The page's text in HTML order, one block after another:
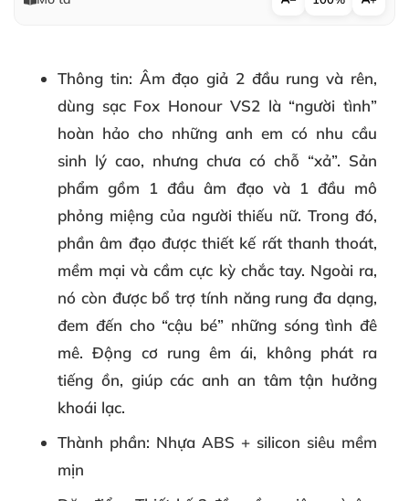
Thông tin: Âm đạo giả 2 đầu rung và rên,
dùng sạc Fox Honour VS2 là “người tình”
hoàn hảo cho những anh em có nhu cầu
sinh lý cao, nhưng chưa có chỗ “xả”. Sản
phẩm gồm 1 đầu âm đạo và 1 đầu mô
phỏng miệng của người thiếu nữ. Trong đó,
phần âm đạo được thiết kế rất thanh thoát,
mềm mại và cầm cực kỳ chắc tay. Ngoài ra,
nó còn được bổ trợ tính năng rung đa dạng,
đem đến cho “cậu bé” những sóng tình đê
mê. Động cơ rung êm ái, không phát ra
tiếng ồn, giúp các anh an tâm tận hưởng
khoái lạc.
Thành phần: Nhựa ABS + silicon siêu mềm
mịn